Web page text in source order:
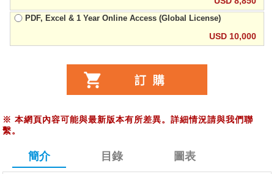
PDF, Excel & 1 Year Online Access (Global License)
USD 10,000
※ 本網頁內容可能與最新版本有所差異。詳細情況請與我們聯
繫。
簡介 目錄 圖表